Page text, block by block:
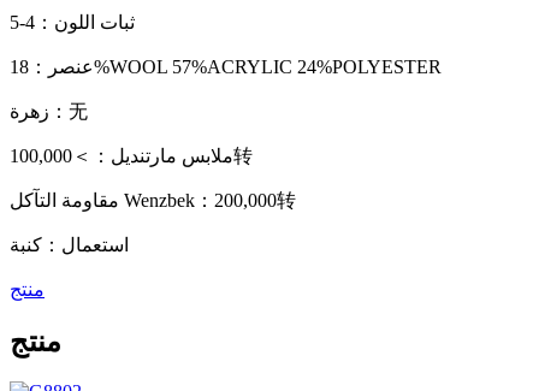
ثبات اللون：4-5
عنصر：18%WOOL 57%ACRYLIC 24%POLYESTER
زهرة：无
ملابس مارتنديل：＞100,000转
مقاومة التآكل Wenzbek：200,000转
استعمال：كنبة
منتج
منتج